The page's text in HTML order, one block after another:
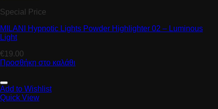
Special Price
MILANI Hypnotic Lights Powder Highlighter 02 – Luminous
Light
€19.00
Προσθήκη στο καλάθι
Add to Wishlist
Quick View